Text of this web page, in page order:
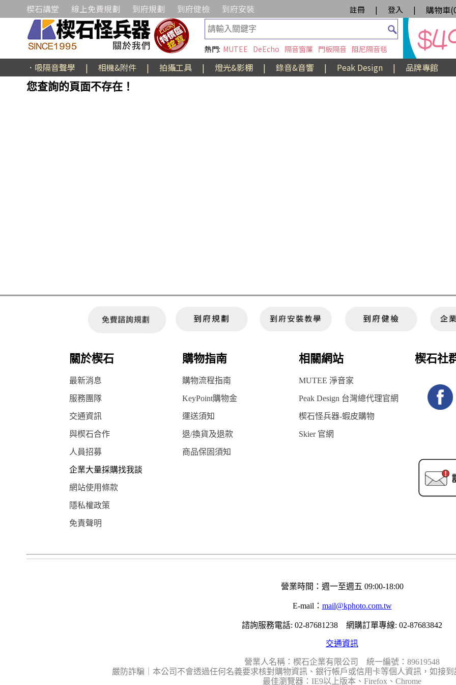
楔石講堂 線上免費規劃 到府規劃 到府健檢 到府安裝 註冊 | 登入 | 購物車(
熱門: MUTEE DeEcho 隔音窗簾 門板隔音 阻尼隔音毯
．吸隔音聲學 | 相機&附件 | 拍攝工具 | 燈光&影棚 | 錄音&音響 | Peak Design |
品牌專館
您查詢的頁面不存在！
關於楔石 購物指南 相關網站 楔石社
最新消息 購物流程指南 MUTEE 淨音家
服務團隊 KeyPoint購物金 Peak Design 台灣總代理官網
交通資訊 運送須知 楔石怪兵器-蝦皮購物
與楔石合作 退/換貨及退款 Skier 官網
人員招募 商品保固須知
企業大量採購找我談
網站使用條款
隱私權政策
免責聲明
營業時間：週一至週五 09:00-18:00
E-mail： mail@kphoto.com.tw
諮詢服務電話: 02-87681238 網購訂單專線: 02-87683842
交通資訊
營業人名稱：楔石企業有限公司 統一編號：89619548
嚴防詐騙｜本公司不會透過任何名義要求核對購物資訊、銀行帳戶或信用卡等個人資訊，如接
最佳瀏覽器：IE9以上版本、Firefox、Chrome